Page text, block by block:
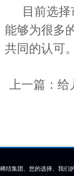
目前选择
能够为很多
共同的认可。
上一篇： 给
稀结集团、您的选择、我们